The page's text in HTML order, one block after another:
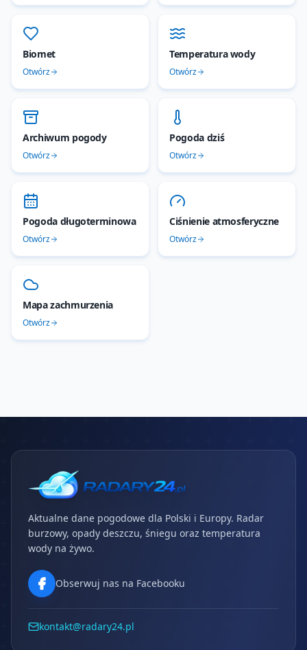
Biomet
Otwórz
Temperatura wody
Otwórz
Archiwum pogody
Otwórz
Pogoda dziś
Otwórz
Pogoda długoterminowa
Otwórz
Ciśnienie atmosferyczne
Otwórz
Mapa zachmurzenia
Otwórz
Aktualne dane pogodowe dla Polski i Europy. Radar
burzowy, opady deszczu, śniegu oraz temperatura
wody na żywo.
Obserwuj nas na Facebooku
kontakt@radary24.pl